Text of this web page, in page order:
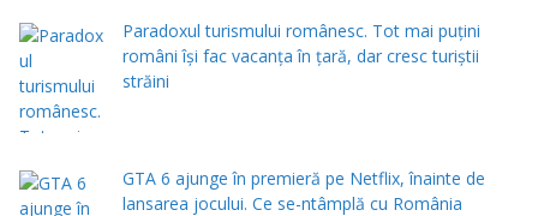
Paradoxul turismului românesc. Tot mai puțini
români își fac vacanța în țară, dar cresc turiștii
străini
GTA 6 ajunge în premieră pe Netflix, înainte de
lansarea jocului. Ce se-ntâmplă cu România